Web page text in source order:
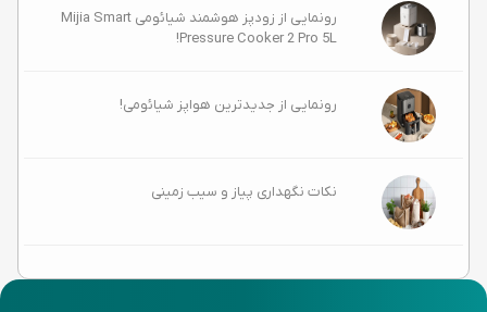
رونمایی از زودپز هوشمند شیائومی Mijia Smart
Pressure Cooker 2 Pro 5L!
رونمایی از جدیدترین هواپز شیائومی!
نکات نگهداری پیاز و سیب زمینی